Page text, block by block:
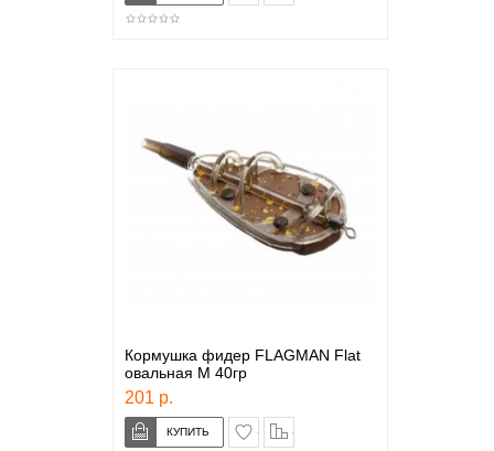
Кормушка фидер FLAGMAN Flat
овальная M 40гр
201 р.
в закладки